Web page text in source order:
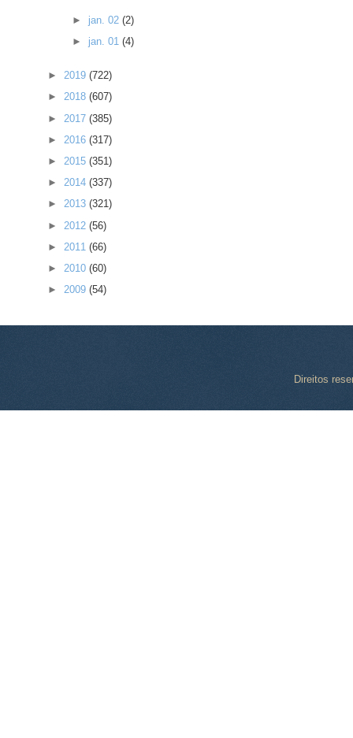
► jan. 02 (2)
► jan. 01 (4)
► 2019 (722)
► 2018 (607)
► 2017 (385)
► 2016 (317)
► 2015 (351)
► 2014 (337)
► 2013 (321)
► 2012 (56)
► 2011 (66)
► 2010 (60)
► 2009 (54)
Direitos